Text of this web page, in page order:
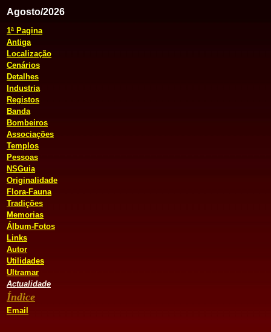
Agosto/2026
1ª Pagina
Antiga
Localização
Cenários
Detalhes
Industria
Registos
Banda
Bombeiros
Associações
Templos
Pessoas
NSGuia
Originalidade
Flora-Fauna
Tradições
Memorias
Álbum-Fotos
Links
Autor
Utilidades
Ultramar
Actualidade
Índice
Email